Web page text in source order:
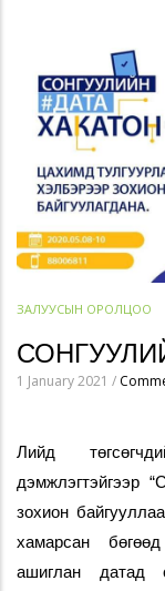
ЗАЛУУСЫН ОРОЛЦОО
1 January 2021 /
Лийд
дэмжлэгтэйгээр
зохион
хамарсан
ашиглан датад